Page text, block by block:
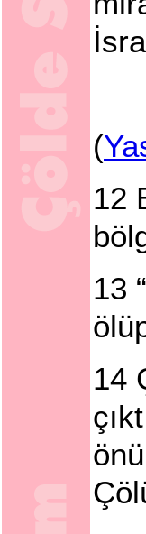
(
12
13
14